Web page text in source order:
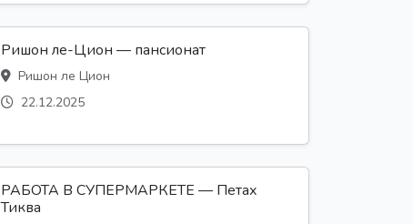
Ришон ле-Цион — пансионат
Ришон ле Цион
22.12.2025
РАБОТА В СУПЕРМАРКЕТЕ — Петах
Тиква